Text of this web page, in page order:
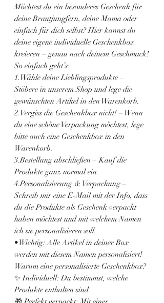
Möchtest du ein besonderes Geschenk für
deine Brautjungfern, deine Mama oder
einfach für dich selbst? Hier kannst du
deine eigene individuelle Geschenkbox
kreieren – genau nach deinem Geschmack!
So einfach geht’s:
1.Wähle deine Lieblingsprodukte –
Stöbere in unserem Shop und lege die
gewünschten Artikel in den Warenkorb.
2.Vergiss die Geschenkbox nicht! – Wenn
du eine schöne Verpackung möchtest, lege
bitte auch eine Geschenkbox in den
Warenkorb.
3.Bestellung abschließen – Kauf die
Produkte ganz normal ein.
4.Personalisierung & Verpackung –
Schreib mir eine E-Mail mit der Info, dass
du die Produkte als Geschenk verpackt
haben möchtest und mit welchem Namen
ich sie personalisieren soll.
•Wichtig: Alle Artikel in deiner Box
werden mit diesem Namen personalisiert!
Warum eine personalisierte Geschenkbox?
✨ Individuell: Du bestimmst, welche
Produkte enthalten sind.